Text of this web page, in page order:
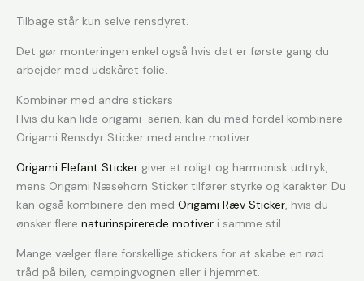
Tilbage står kun selve rensdyret.
Det gør monteringen enkel også hvis det er første gang du
arbejder med udskåret folie.
Kombiner med andre stickers
Hvis du kan lide origami-serien, kan du med fordel kombinere
Origami Rensdyr Sticker med andre motiver.
Origami Elefant Sticker giver et roligt og harmonisk udtryk,
mens Origami Næsehorn Sticker tilfører styrke og karakter. Du
kan også kombinere den med Origami Ræv Sticker, hvis du
ønsker flere naturinspirerede motiver i samme stil.
Mange vælger flere forskellige stickers for at skabe en rød
tråd på bilen, campingvognen eller i hjemmet.